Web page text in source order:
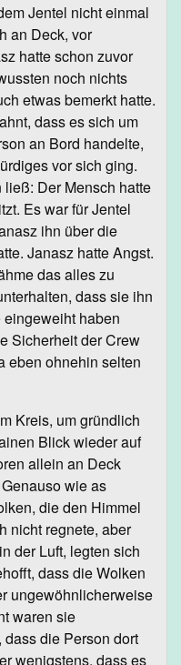
Jentel nicht einmal
an Deck, vor
hatte schon zuvor
noch nichts
etwas bemerkt hatte.
dass es sich um
an Bord handelte,
vor sich ging.
Der Mensch hatte
Es war für Jentel
ihn über die
Janasz hatte Angst.
das alles zu
dass sie ihn
haben
Sicherheit der Crew
eben ohnehin selten
Kreis, um gründlich
Blick wieder auf
allein an Deck
wie as
die den Himmel
nicht regnete, aber
der Luft, legten sich
dass die Wolken
ungewöhnlicherweise
waren sie
die Person dort
wenigstens, dass es